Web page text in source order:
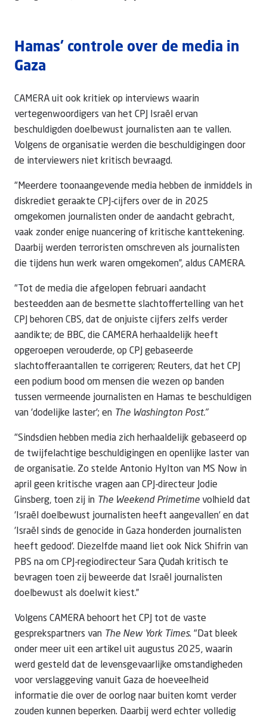
Hamas' controle over de media in
Gaza
CAMERA uit ook kritiek op interviews waarin
vertegenwoordigers van het CPJ Israël ervan
beschuldigden doelbewust journalisten aan te vallen.
Volgens de organisatie werden die beschuldigingen door
de interviewers niet kritisch bevraagd.
"Meerdere toonaangevende media hebben de inmiddels in
diskrediet geraakte CPJ-cijfers over de in 2025
omgekomen journalisten onder de aandacht gebracht,
vaak zonder enige nuancering of kritische kanttekening.
Daarbij werden terroristen omschreven als journalisten
die tijdens hun werk waren omgekomen”, aldus CAMERA.
"Tot de media die afgelopen februari aandacht
besteedden aan de besmette slachtoffertelling van het
CPJ behoren CBS, dat de onjuiste cijfers zelfs verder
aandikte; de BBC, die CAMERA herhaaldelijk heeft
opgeroepen verouderde, op CPJ gebaseerde
slachtofferaantallen te corrigeren; Reuters, dat het CPJ
een podium bood om mensen die wezen op banden
tussen vermeende journalisten en Hamas te beschuldigen
van 'dodelijke laster'; en The Washington Post."
"Sindsdien hebben media zich herhaaldelijk gebaseerd op
de twijfelachtige beschuldigingen en openlijke laster van
de organisatie. Zo stelde Antonio Hylton van MS Now in
april geen kritische vragen aan CPJ-directeur Jodie
Ginsberg, toen zij in The Weekend Primetime volhield dat
'Israël doelbewust journalisten heeft aangevallen' en dat
'Israël sinds de genocide in Gaza honderden journalisten
heeft gedood'. Diezelfde maand liet ook Nick Shifrin van
PBS na om CPJ-regiodirecteur Sara Qudah kritisch te
bevragen toen zij beweerde dat Israël journalisten
doelbewust als doelwit kiest.”
Volgens CAMERA behoort het CPJ tot de vaste
gesprekspartners van The New York Times. "Dat bleek
onder meer uit een artikel uit augustus 2025, waarin
werd gesteld dat de levensgevaarlijke omstandigheden
voor verslaggeving vanuit Gaza de hoeveelheid
informatie die over de oorlog naar buiten komt verder
zouden kunnen beperken. Daarbij werd echter volledig